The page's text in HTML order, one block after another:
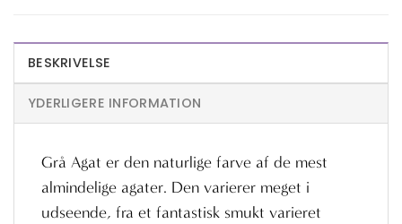
BESKRIVELSE
YDERLIGERE INFORMATION
Grå Agat er den naturlige farve af de mest
almindelige agater. Den varierer meget i
udseende, fra et fantastisk smukt varieret